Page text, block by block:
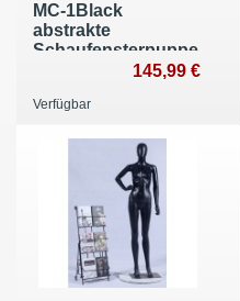
MC-1Black
abstrakte
Schaufensterpuppe
mit Metallplatte145,99 €
Verfügbar